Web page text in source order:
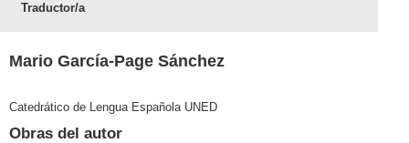
Traductor/a
Mario García-Page Sánchez
Catedrático de Lengua Española UNED
Obras del autor